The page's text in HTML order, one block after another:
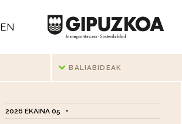
EN
BALIABIDEAK
2026 EKAINA 05 •